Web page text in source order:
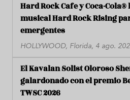
Hard Rock Cafe y Coca-
musical Hard Rock Rising
emergentes
HOLLYWOOD, Florida, 4 ago.
El Kavalan Solist Oloroso
galardonado con el premio
TWSC 2026